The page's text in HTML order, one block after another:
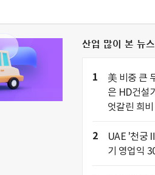
산업 많이 본 뉴스